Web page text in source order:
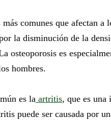
comunes que afectan
la disminución de la
osteoporosis es
hombres.
es la artritis, que es una
puede ser causada por